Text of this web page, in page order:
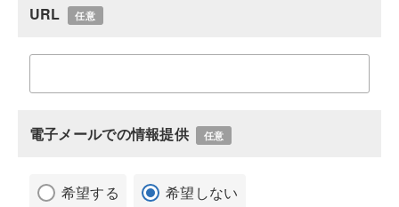
URL 任意
電子メールでの情報提供 任意
希望する 希望しない